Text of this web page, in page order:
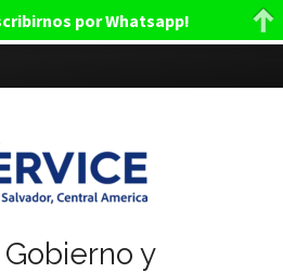
y
por Whatsapp!